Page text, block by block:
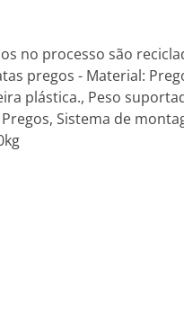
no processo são
pregos - Material:
plástica., Peso
Sistema de